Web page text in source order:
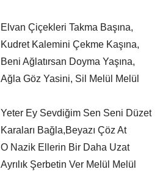
Elvan Çiçekleri Takma Başına,
Kudret Kalemini Çekme Kaşına,
Beni Ağlatırsan Doyma Yaşına,
Ağla Göz Yasini, Sil Melül Melül
Yeter Ey Sevdiğim Sen Seni Düzet
Karaları Bağla,Beyazı Çöz At
O Nazik Ellerin Bir Daha Uzat
Ayrılık Şerbetin Ver Melül Melül